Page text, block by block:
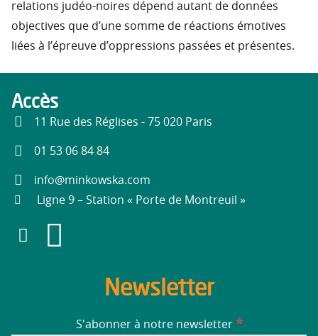
relations judéo-noires dépend autant de données
objectives que d’une somme de réactions émotives
liées à l’épreuve d’oppressions passées et présentes.
Accès
11 Rue des Réglises - 75 020 Paris
01 53 06 84 84
info@minkowska.com
Ligne 9 – Station « Porte de Montreuil »
Newsletter
S'abonner à notre newsletter *